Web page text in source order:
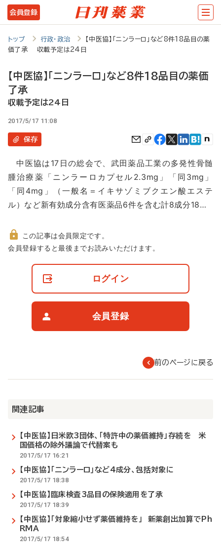
メ
イ
テ
ン
ツ
に
会員登録
トップ 行政・政治
【中医協】「ニンラーロ」など8件18品目の薬
価了承 収載予定は24日
【中医協】「ニンラーロ」など8件18品目の薬価
了承
収載予定は24日
2017/5/17 11:08
保存
中医協は17日の総会で、武田薬品工業の多発性骨髄
腫治療薬「ニンラーロカプセル2.3mg」「同3mg」
「同4mg」（一般名＝イキサゾミブクエン酸エステ
ル）など新有効成分含有医薬品6件を含む計8成分18…
非
この記事は会員限定です。
会員登録すると最後までお読みいただけます。
ログイン
会員登録
前のページに戻る
関連記事
【中医協】日米欧3団体、「特許中の薬価維持」存続を 米
国価格の除外議論で代替案も
2017/5/17 16:21
【中医協】｢ニンラーロ｣など4成分、包括対象に
2017/5/17 18:38
【中医協】臨床検査3品目の保険適用を了承
2017/5/17 18:39
【中医協】「対象縮小せず薬価維持を」 新薬創出加算でPh
RMA
2017/5/17 18:54